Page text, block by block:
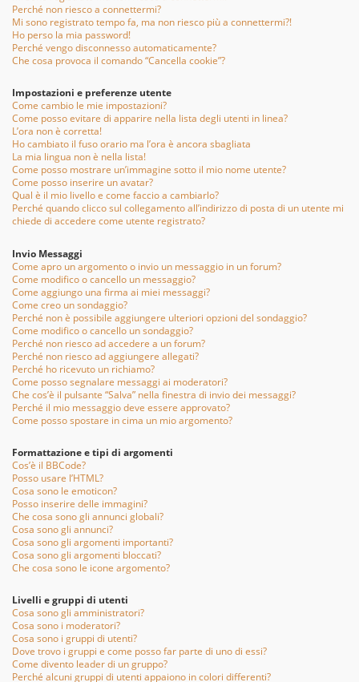
Perché non riesco a connettermi?
Mi sono registrato tempo fa, ma non riesco più a connettermi?!
Ho perso la mia password!
Perché vengo disconnesso automaticamente?
Che cosa provoca il comando “Cancella cookie”?
Impostazioni e preferenze utente
Come cambio le mie impostazioni?
Come posso evitare di apparire nella lista degli utenti in linea?
L’ora non è corretta!
Ho cambiato il fuso orario ma l’ora è ancora sbagliata
La mia lingua non è nella lista!
Come posso mostrare un’immagine sotto il mio nome utente?
Come posso inserire un avatar?
Qual è il mio livello e come faccio a cambiarlo?
Perché quando clicco sul collegamento all’indirizzo di posta di un utente mi
chiede di accedere come utente registrato?
Invio Messaggi
Come apro un argomento o invio un messaggio in un forum?
Come modifico o cancello un messaggio?
Come aggiungo una firma ai miei messaggi?
Come creo un sondaggio?
Perché non è possibile aggiungere ulteriori opzioni del sondaggio?
Come modifico o cancello un sondaggio?
Perché non riesco ad accedere a un forum?
Perché non riesco ad aggiungere allegati?
Perché ho ricevuto un richiamo?
Come posso segnalare messaggi ai moderatori?
Che cos’è il pulsante “Salva” nella finestra di invio dei messaggi?
Perché il mio messaggio deve essere approvato?
Come posso spostare in cima un mio argomento?
Formattazione e tipi di argomenti
Cos’è il BBCode?
Posso usare l’HTML?
Cosa sono le emoticon?
Posso inserire delle immagini?
Che cosa sono gli annunci globali?
Cosa sono gli annunci?
Cosa sono gli argomenti importanti?
Cosa sono gli argomenti bloccati?
Che cosa sono le icone argomento?
Livelli e gruppi di utenti
Cosa sono gli amministratori?
Cosa sono i moderatori?
Cosa sono i gruppi di utenti?
Dove trovo i gruppi e come posso far parte di uno di essi?
Come divento leader di un gruppo?
Perché alcuni gruppi di utenti appaiono in colori differenti?